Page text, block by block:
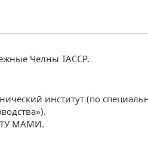
Челны ТАССР.
институт (по
МАМИ.